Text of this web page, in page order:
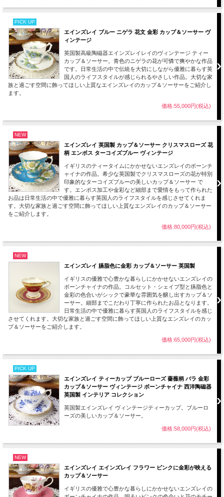
コレクションとして飾ってお楽しみください。
【刻印（バックスタンプ）】
エインズレイの作品の裏につけられた刻印（バックスタンプ）から製造された時代
この作品は１９２６年から１９３４年頃のものとなります。
【Aynsley エインズレイを選んだ理由】
240年以上の長い歴史をもつエンズレイの中でもデザイン的にも品質的にも充実し
た時代のアンティーク、ヴィンテージ品を扱っています。エインズレイは英国王
室、ロイヤルファミリー、貴族などともつながりをもち素晴らしい作品を数多く作
り続けています。それらは大変魅力的で種類も数多く現存していますがその中でも
当時現地で作られた英国製にこだわり一つ一つ厳選しご紹介しています。
100年近く前のものとしては全体的には良い状態です。
コレクション、お部屋のインテリアにいかがでしょうか。
画像をご覧いただきご確認ください。
■当方で扱うアンティーク品、ヴィンテージ品はすべてインテリアとして輸入して
おります。
■当店で扱うエインズレイの作品は、100年以上前、30年から100年近く前にに作ら
れたものとなります。若干のスレ、小キズ、製作時にできた小さな穴、色の付着等
は長い時間を乗り越えた大切に保管されてきたアンティーク、ヴィンテージ品の魅
力となります。
ご理解ご了承のほどよろしくお願いします。
PICK UP
エインズレイ ブルー ニゲラ 花文 金彩 カップ＆ソーサー ヴ
ィンテージ
英国製高級陶磁器エインズレイレイのヴィンテージ ティー
カップ＆ソーサー。青色のニゲラの花が可憐で爽やかな作品
です。日常生活の中で伝統を大切にしながら優雅に暮らす英
国人のライフスタイルが感じられるやさしい作品。大切な家
族と過ごす空間に飾ってほしい上質なエインズレイのカップ＆ソーサーをご紹介し
ます。
価格:55,000円(税込)
NEW
エインズレイ 英国製 カップ＆ソーサー クリスマスローズ 花
柄 エンボス ターコイズブルー ヴィンテージ
イギリスのティータイムにかかせないエンズレイのボーンチ
ャイナの作品。希少な英国製でクリスマスローズの花が特別
印象的なターコイズブルーの美しいカップ＆ソーサー で
す。エンボス加工や金彩など細部まで愛情をもって作られた
お品は日常生活の中で優雅に暮らす英国人のライフスタイルを感じさせてくれま
す。大切な家族と過ごす空間に飾ってほしい上質なエンズレイのカップ＆ソーサー
をご紹介します。
価格:80,000円(税込)
NEW
エインズレイ 臙脂色に金彩 カップ＆ソーサー 英国製
イギリスの優雅で心豊かな暮らしにかかせないエンズレイの
ボーンチャイナの作品。コルセット・シェイプ型と臙脂色と
金彩の色合いがシックで豪華な雰囲気を醸し出すカップ＆ソ
ーサー。細部までこだわり丁寧に作られたお品となります。
日常生活の中で優雅に暮らす英国人のライフスタイルを感じ
させてくれます。大切な家族と過ごす空間に飾ってほしい上質なエンズレイのカッ
プ＆ソーサーをご紹介します。
価格:65,000円(税込)
PICK UP
エインズレイ ティーカップ ブルーローズ 薔薇柄 バラ 金彩
カップ＆ソーサー ヴィンテージ ボーンチャイナ 西洋陶磁器
英国製 インテリア コレクション
英国製エインズレイ ヴィンテージティーカップ。ブルーロ
ーズの美しいカップ＆ソーサー。
価格:58,000円(税込)
NEW
エインズレイ エインズレイ フラワー ピンクに金彩が映える
カップ＆ソーサー
イギリスの優雅で心豊かな暮らしにかかせないエンズレイの